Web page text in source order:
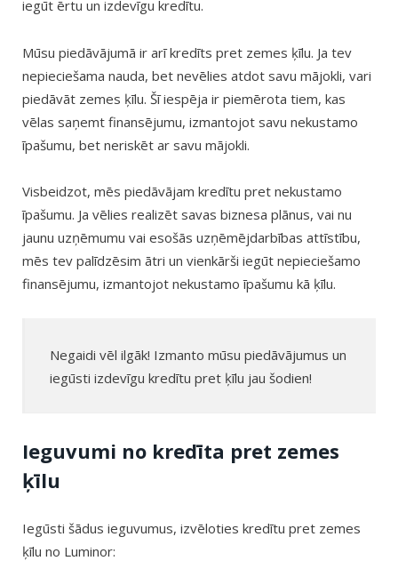
iegūt ērtu un izdevīgu kredītu.
Mūsu piedāvājumā ir arī kredīts pret zemes ķīlu. Ja tev
nepieciešama nauda, bet nevēlies atdot savu mājokli, vari
piedāvāt zemes ķīlu. Šī iespēja ir piemērota tiem, kas
vēlas saņemt finansējumu, izmantojot savu nekustamo
īpašumu, bet neriskēt ar savu mājokli.
Visbeidzot, mēs piedāvājam kredītu pret nekustamo
īpašumu. Ja vēlies realizēt savas biznesa plānus, vai nu
jaunu uzņēmumu vai esošās uzņēmējdarbības attīstību,
mēs tev palīdzēsim ātri un vienkārši iegūt nepieciešamo
finansējumu, izmantojot nekustamo īpašumu kā ķīlu.
Negaidi vēl ilgāk! Izmanto mūsu piedāvājumus un
iegūsti izdevīgu kredītu pret ķīlu jau šodien!
Ieguvumi no kredīta pret zemes
ķīlu
Iegūsti šādus ieguvumus, izvēloties kredītu pret zemes
ķīlu no Luminor: